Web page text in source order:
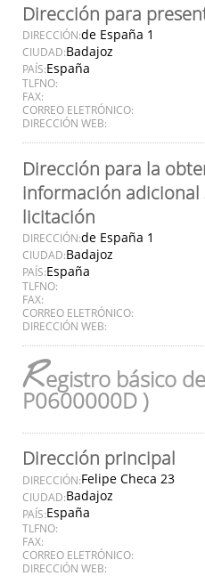
Dirección para
DIRECCIÓN:de España 1
CIUDAD:Badajoz
PAÍS:España
TLFNO:
FAX:
CORREO ELETRÓNICO:
DIRECCIÓN WEB:
Dirección para la
información
licitación
DIRECCIÓN:de España 1
CIUDAD:Badajoz
PAÍS:España
TLFNO:
FAX:
CORREO ELETRÓNICO:
DIRECCIÓN WEB:
Registro básico
P0600000D )
Dirección principal
DIRECCIÓN:Felipe Checa 23
CIUDAD:Badajoz
PAÍS:España
TLFNO:
FAX:
CORREO ELETRÓNICO:
DIRECCIÓN WEB: